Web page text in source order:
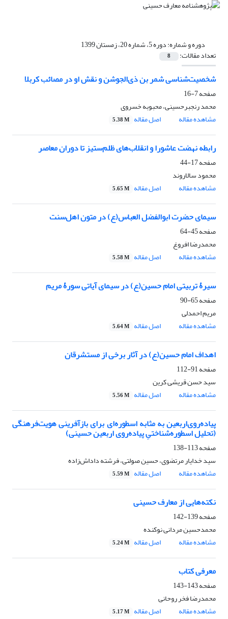
دوره و شماره:دوره 5، شماره 20، زمستان 1399
تعداد مقالات: 8
شخصیت‌شناسی شمر بن ذی‌الجوشن و نقش او در مصائب کربلا
صفحه7-16
محمد رنجبرحسینی، محبوبه خسروی
مشاهده مقاله
اصل مقاله 5.38 M
رابطه نهضت عاشورا و انقلاب‌های ظلم‌ستیز تا دوران معاصر
صفحه17-44
محمود سالاروند
مشاهده مقاله
اصل مقاله 5.65 M
سیمای حضرت ابوالفضل العباس(ع) در متون اهل‌سنت
صفحه45-64
محمدرضا افروغ
مشاهده مقاله
اصل مقاله 5.58 M
سیرۀ تربیتی امام حسین(ع) در سیمای آیاتی سورۀ مریم
صفحه65-90
مریم احمدلی
مشاهده مقاله
اصل مقاله 5.64 M
اهداف امام حسین(ع) در آثار برخی از مستشرقان
صفحه91-112
سید حسن قریشی کرین
مشاهده مقاله
اصل مقاله 5.56 M
پیاده‌روی‌اربعین به مثابه اسطوره‌ای برای بازآفرینی هویت‌فرهنگی
(تحلیل اسطوره‌شناختیِ پیاده‌روی اربعین حسینی)
صفحه113-138
سید خدایار مرتضوی، حسین صولتی، فرشته داداش‌زاده
مشاهده مقاله
اصل مقاله 5.59 M
نکته‌هایی از معارف حسینی
صفحه139-142
محمدحسین مردانی نوکنده
مشاهده مقاله
اصل مقاله 5.24 M
معرفی کتاب
صفحه143-143
محمدرضا فخر روحانی
مشاهده مقاله
اصل مقاله 5.17 M